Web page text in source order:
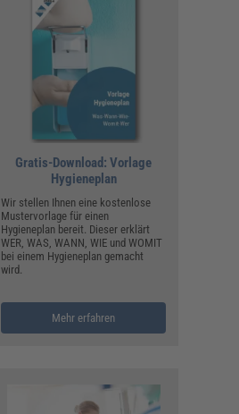
Gratis-Download: Vorlage
Hygieneplan
Wir stellen Ihnen eine kostenlose
Mustervorlage für einen
Hygieneplan bereit. Dieser erklärt
WER, WAS, WANN, WIE und WOMIT
bei einem Hygieneplan gemacht
wird.
Mehr erfahren